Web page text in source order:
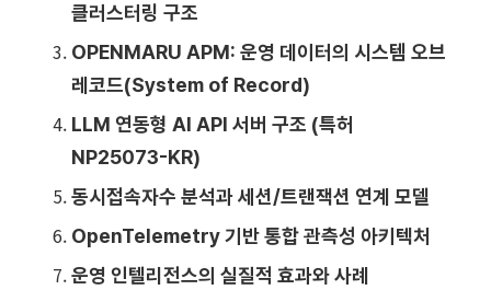
클러스터링 구조
OPENMARU APM: 운영 데이터의 시스템 오브
레코드(System of Record)
LLM 연동형 AI API 서버 구조 (특허
NP25073-KR)
동시접속자수 분석과 세션/트랜잭션 연계 모델
OpenTelemetry 기반 통합 관측성 아키텍처
운영 인텔리전스의 실질적 효과와 사례